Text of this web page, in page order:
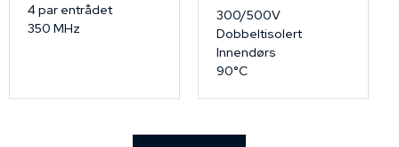
4 par entrådet
350 MHz
300/500V
Dobbeltisolert
Innendørs
90°C